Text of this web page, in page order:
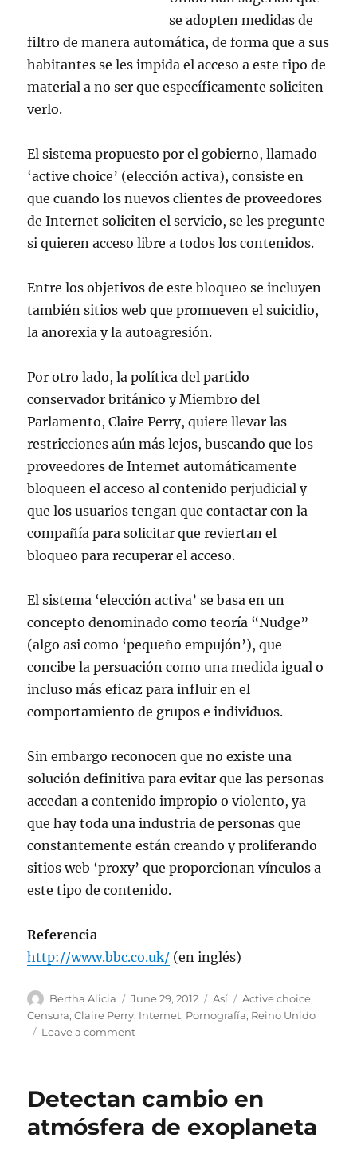
se adopten medidas de
filtro de manera automática, de forma que a sus
habitantes se les impida el acceso a este tipo de
material a no ser que específicamente soliciten
verlo.
El sistema propuesto por el gobierno, llamado
‘active choice’ (elección activa), consiste en
que cuando los nuevos clientes de proveedores
de Internet soliciten el servicio, se les pregunte
si quieren acceso libre a todos los contenidos.
Entre los objetivos de este bloqueo se incluyen
también sitios web que promueven el suicidio,
la anorexia y la autoagresión.
Por otro lado, la política del partido
conservador británico y Miembro del
Parlamento, Claire Perry, quiere llevar las
restricciones aún más lejos, buscando que los
proveedores de Internet automáticamente
bloqueen el acceso al contenido perjudicial y
que los usuarios tengan que contactar con la
compañía para solicitar que reviertan el
bloqueo para recuperar el acceso.
El sistema ‘elección activa’ se basa en un
concepto denominado como teoría “Nudge”
(algo asi como ‘pequeño empujón’), que
concibe la persuación como una medida igual o
incluso más eficaz para influir en el
comportamiento de grupos e individuos.
Sin embargo reconocen que no existe una
solución definitiva para evitar que las personas
accedan a contenido impropio o violento, ya
que hay toda una industria de personas que
constantemente están creando y proliferando
sitios web ‘proxy’ que proporcionan vínculos a
este tipo de contenido.
Referencia
http://www.bbc.co.uk/ (en inglés)
Author
Bertha Alicia
Posted
on
June 29, 2012 Categories
Así Tags
Active choice,
Censura,Claire Perry, Internet, Pornografía, Reino Unido
Leave a commenton
considera
uso
Detectan cambio en
atmósfera de exoplaneta